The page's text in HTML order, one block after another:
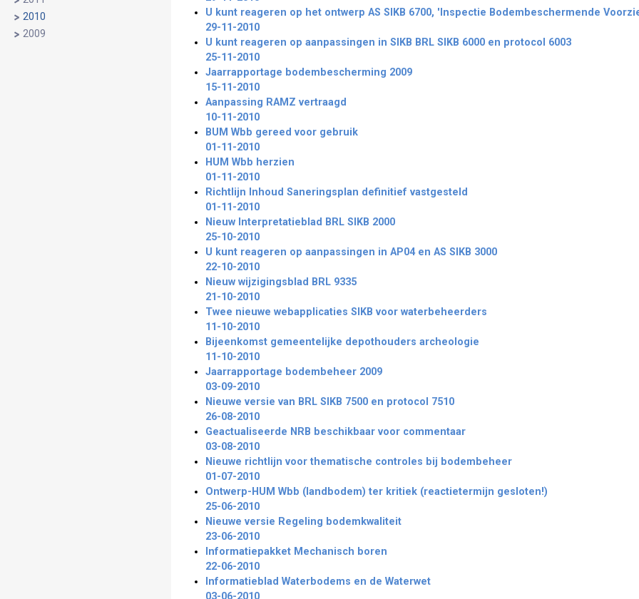
2010
2009
U kunt reageren op het ontwerp AS SIKB 6700, 'Inspectie Bodembeschermende
29-11-2010
U kunt reageren op aanpassingen in SIKB BRL SIKB 6000 en protocol 6003
25-11-2010
Jaarrapportage bodembescherming 2009
15-11-2010
Aanpassing RAMZ vertraagd
10-11-2010
BUM Wbb gereed voor gebruik
01-11-2010
HUM Wbb herzien
01-11-2010
Richtlijn Inhoud Saneringsplan definitief vastgesteld
01-11-2010
Nieuw Interpretatieblad BRL SIKB 2000
25-10-2010
U kunt reageren op aanpassingen in AP04 en AS SIKB 3000
22-10-2010
Nieuw wijzigingsblad BRL 9335
21-10-2010
Twee nieuwe webapplicaties SIKB voor waterbeheerders
11-10-2010
Bijeenkomst gemeentelijke depothouders archeologie
11-10-2010
Jaarrapportage bodembeheer 2009
03-09-2010
Nieuwe versie van BRL SIKB 7500 en protocol 7510
26-08-2010
Geactualiseerde NRB beschikbaar voor commentaar
03-08-2010
Nieuwe richtlijn voor thematische controles bij bodembeheer
01-07-2010
Ontwerp-HUM Wbb (landbodem) ter kritiek (reactietermijn gesloten!)
25-06-2010
Nieuwe versie Regeling bodemkwaliteit
23-06-2010
Informatiepakket Mechanisch boren
22-06-2010
Informatieblad Waterbodems en de Waterwet
03-06-2010